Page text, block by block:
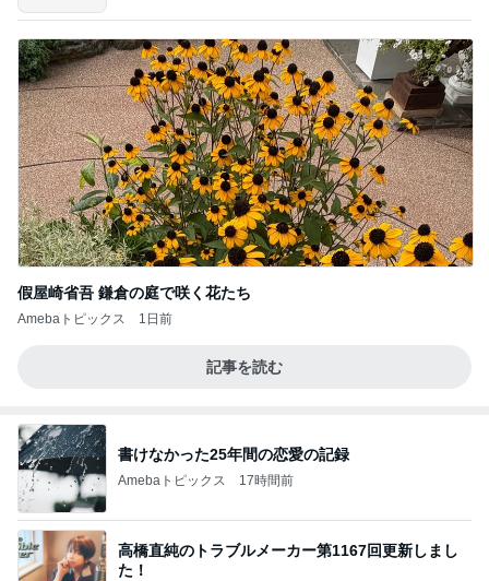
假屋崎省吾 鎌倉の庭で咲く花たち
Amebaトピックス 1日前
記事を読む
書けなかった25年間の恋愛の記録
Amebaトピックス 17時間前
高橋直純のトラブルメーカー第1167回更新しまし
た！